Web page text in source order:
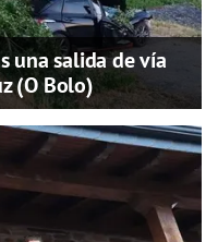
una salida de vía
(O Bolo)